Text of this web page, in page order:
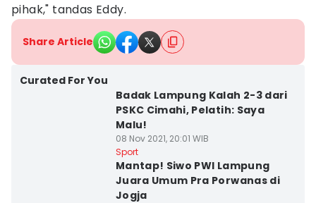
pihak," tandas Eddy.
Share Article
Curated For You
Badak Lampung Kalah 2-3 dari
PSKC Cimahi, Pelatih: Saya
Malu!
08 Nov 2021, 20:01 WIB
Sport
Mantap! Siwo PWI Lampung
Juara Umum Pra Porwanas di
Jogja